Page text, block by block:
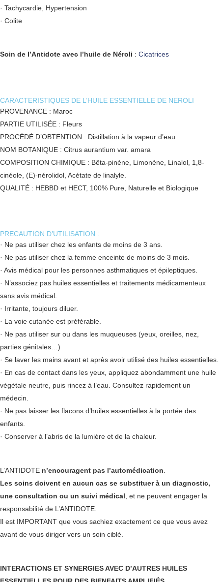
· Tachycardie, Hypertension
· Colite
Soin de l’Antidote avec l’huile de Néroli : Cicatrices
CARACTERISTIQUES DE L’HUILE ESSENTIELLE DE NEROLI
PROVENANCE : Maroc
PARTIE UTILISÉE : Fleurs
PROCÉDÉ D’OBTENTION : Distillation à la vapeur d’eau
NOM BOTANIQUE : Citrus aurantium var. amara
COMPOSITION CHIMIQUE : Bêta-pinène, Limonène, Linalol, 1,8-
cinéole, (E)-nérolidol, Acétate de linalyle.
QUALITÉ : HEBBD et HECT, 100% Pure, Naturelle et Biologique
PRECAUTION D’UTILISATION :
· Ne pas utiliser chez les enfants de moins de 3 ans.
· Ne pas utiliser chez la femme enceinte de moins de 3 mois.
· Avis médical pour les personnes asthmatiques et épileptiques.
· N’associez pas huiles essentielles et traitements médicamenteux
sans avis médical.
· Irritante, toujours diluer.
· La voie cutanée est préférable.
· Ne pas utiliser sur ou dans les muqueuses (yeux, oreilles, nez,
parties génitales…)
· Se laver les mains avant et après avoir utilisé des huiles essentielles.
· En cas de contact dans les yeux, appliquez abondamment une huile
végétale neutre, puis rincez à l’eau. Consultez rapidement un
médecin.
· Ne pas laisser les flacons d’huiles essentielles à la portée des
enfants.
· Conserver à l’abris de la lumière et de la chaleur.
L’ANTIDOTE n’encouragent pas l’automédication
Les soins doivent en aucun cas se substituer à un diagnostic,
une consultation ou un suivi médical , et ne peuvent engager la
responsabilité de L’ANTIDOTE.
Il est IMPORTANT que vous sachiez exactement ce que vous avez
avant de vous diriger vers un soin ciblé.
INTERACTIONS ET SYNERGIES AVEC D’AUTRES HUILES